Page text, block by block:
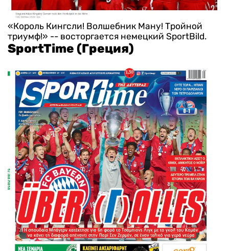
«Король Кингсли! Волшебник Ману! Тройной
триумф!» -- восторгается немецкий SportBild.
SportTime (Греция)